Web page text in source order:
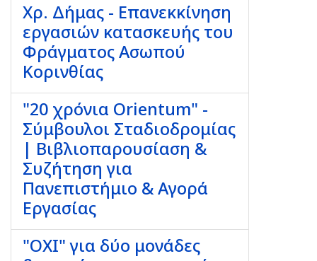
Χρ. Δήμας - Επανεκκίνηση
εργασιών κατασκευής του
Φράγματος Ασωπού
Κορινθίας
"20 χρόνια Orientum" -
Σύμβουλοι Σταδιοδρομίας
| Βιβλιοπαρουσίαση &
Συζήτηση για
Πανεπιστήμιο & Αγορά
Εργασίας
"ΟΧΙ" για δύο μονάδες